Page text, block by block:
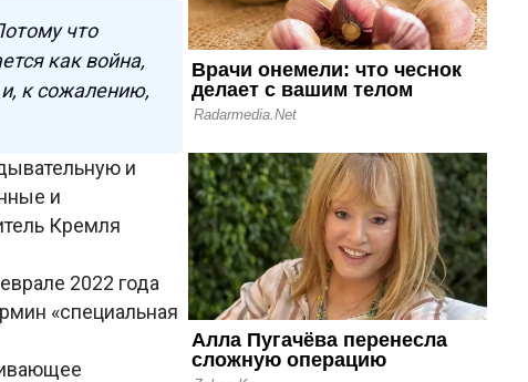
что
как война,
к сожалению,
и
и
Кремля
2022 года
«специальная